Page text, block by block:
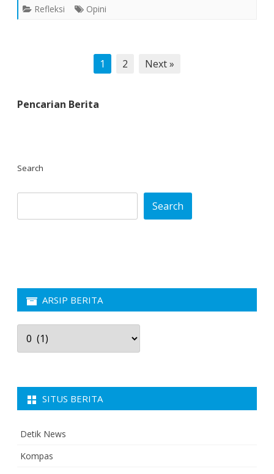
Refleksi Opini
1 2 Next »
Pencarian Berita
Search
Search
ARSIP BERITA
Arsip
Berita
SITUS BERITA
Detik News
Kompas